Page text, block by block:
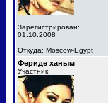
Зарегистрирован:
01.10.2008
Откуда: Moscow-Egypt
Фериде ханым
Участник